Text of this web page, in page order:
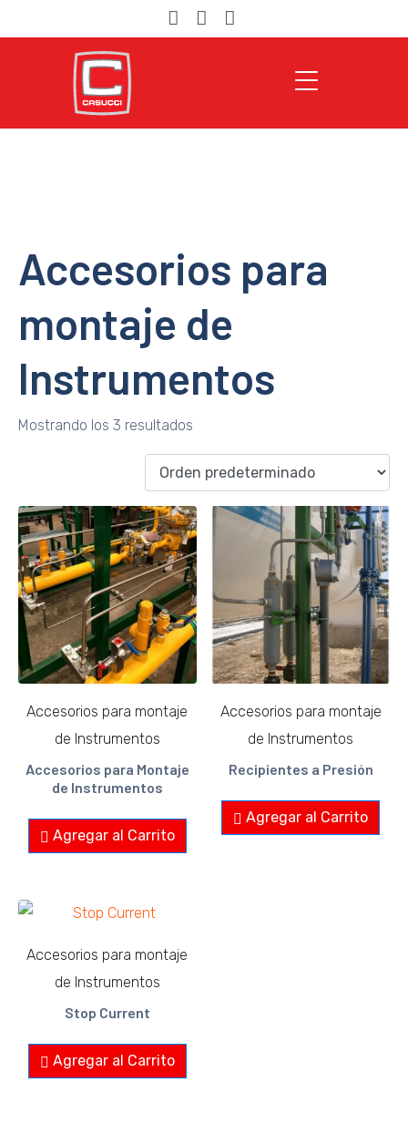
Accesorios para
montaje de
Instrumentos
Mostrando los 3 resultados
Accesorios para montaje
de Instrumentos
Accesorios para Montaje
de Instrumentos
Agregar al Carrito
Accesorios para montaje
de Instrumentos
Recipientes a Presión
Agregar al Carrito
Accesorios para montaje
de Instrumentos
Stop Current
Agregar al Carrito